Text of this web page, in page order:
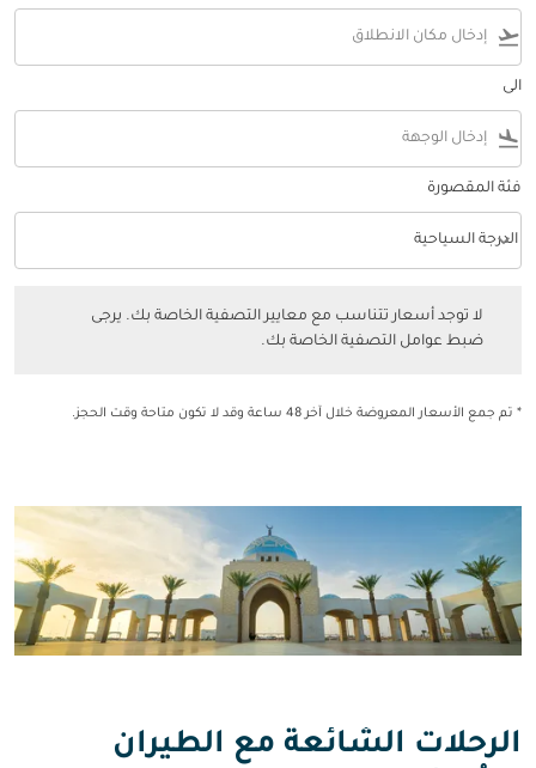
flight_takeoff
الى
flight_land
فئة المقصورة
فئة المقصورة option الدرجة السياحية Selected
الدرجة السياحية
keyboard_arrow_down
لا توجد أسعار تتناسب مع معايير التصفية الخاصة بك. يرجى
ضبط عوامل التصفية الخاصة بك.
* تم جمع الأسعار المعروضة خلال آخر 48 ساعة وقد لا تكون متاحة وقت الحجز.
الرحلات الشائعة مع الطيران